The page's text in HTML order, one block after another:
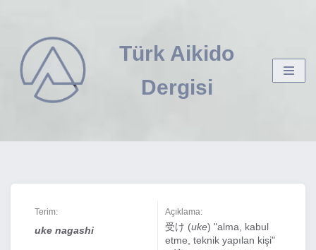
İçeriğe
geç
Türk Aikido
Dergisi
Terim:
uke nagashi
Açıklama:
受け (uke) "alma, kabul
etme, teknik yapılan kişi"